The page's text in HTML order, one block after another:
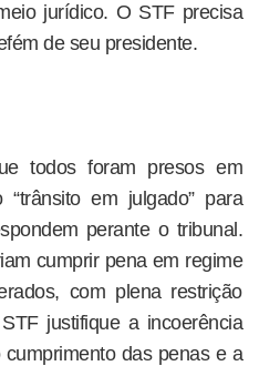
jurídico. O STF precisa
de seu presidente.
todos foram presos em
em julgado” para
perante o tribunal.
cumprir pena em regime
com plena restrição
justifique a incoerência
das penas e a